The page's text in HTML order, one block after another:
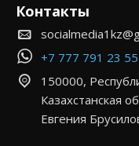
Контакты
+7 777 791 23 55
150000,
Казахстанская
Евгения